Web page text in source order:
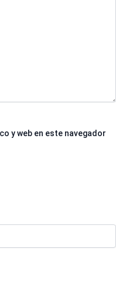
y web en este navegador